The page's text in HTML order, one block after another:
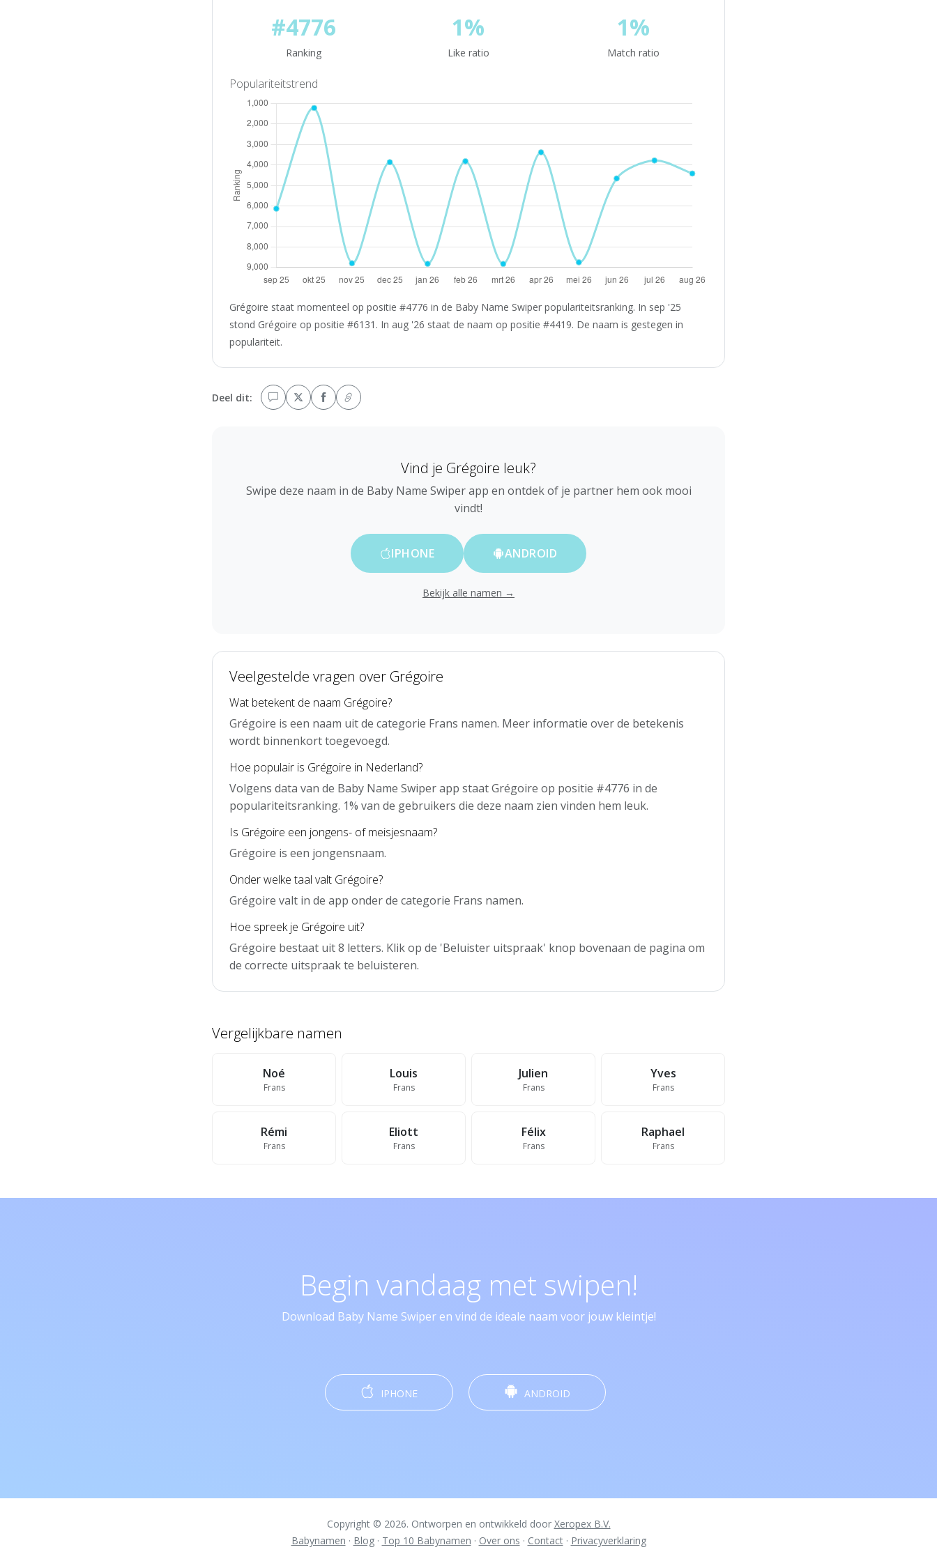
#4776
Ranking
1%
Like ratio
1%
Match ratio
Populariteitstrend
Grégoire staat momenteel op positie #4776 in de Baby Name Swiper populariteitsranking. In sep '25
stond Grégoire op positie #6131. In aug '26 staat de naam op positie #4419. De naam is gestegen in
populariteit.
Deel dit:
Vind je Grégoire leuk?
Swipe deze naam in de Baby Name Swiper app en ontdek of je partner hem ook mooi
vindt!
IPHONE ANDROID
Bekijk alle namen →
Veelgestelde vragen over Grégoire
Wat betekent de naam Grégoire?
Grégoire is een naam uit de categorie Frans namen. Meer informatie over de betekenis
wordt binnenkort toegevoegd.
Hoe populair is Grégoire in Nederland?
Volgens data van de Baby Name Swiper app staat Grégoire op positie #4776 in de
populariteitsranking. 1% van de gebruikers die deze naam zien vinden hem leuk.
Is Grégoire een jongens- of meisjesnaam?
Grégoire is een jongensnaam.
Onder welke taal valt Grégoire?
Grégoire valt in de app onder de categorie Frans namen.
Hoe spreek je Grégoire uit?
Grégoire bestaat uit 8 letters. Klik op de 'Beluister uitspraak' knop bovenaan de pagina om
de correcte uitspraak te beluisteren.
Vergelijkbare namen
Noé
Frans
Louis
Frans
Julien
Frans
Yves
Frans
Rémi
Frans
Eliott
Frans
Félix
Frans
Raphael
Frans
Begin vandaag met swipen!
Download Baby Name Swiper en vind de ideale naam voor jouw kleintje!
IPHONE ANDROID
Copyright © 2026. Ontworpen en ontwikkeld door Xeropex B.V.
Babynamen · Blog· Top 10 Babynamen · Over ons · Contact· Privacyverklaring